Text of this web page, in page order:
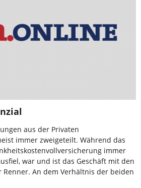
aus der Privaten
immer zweigeteilt. Während das
immer
war und ist das Geschäft mit den
An dem Verhältnis der beiden